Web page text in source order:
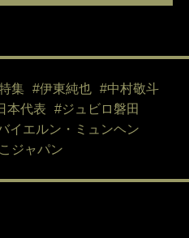
集 #伊東純也
#中村敬斗
本代表
#ジュビロ磐田
イエルン・ミュンヘン
ジャパン